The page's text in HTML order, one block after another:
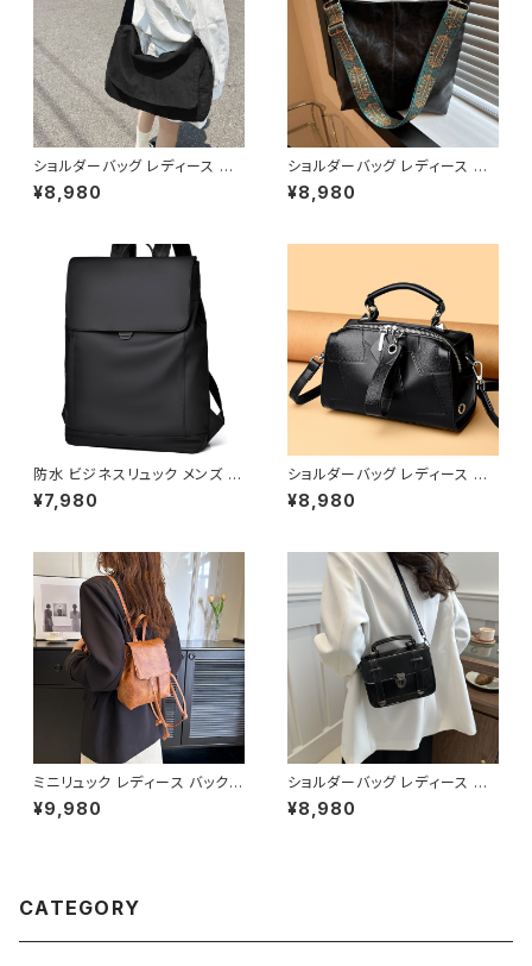
ショルダーバッグ レディース メッ
センジャーバッグ 斜めがけバッ
グ レディースバッグ カジュアル
容量バッグ 軽量バッグ おしゃれ
バッグ ブラック グリーン カーキ
K-B0293
¥8,980
ショルダーバッグ レディース 大
容量バッグ ワイドストラップバッ
グ カジュアルバッグ 韓国風バッ
¥8,980
防水 ビジネスリュック メンズ レ
ディース 大容量 PC収納 キャリ
ーオン対応 軽量 多機能バック
¥7,980
ショルダーバッグ レディース エ
ナメルバッグ ミニバッグ ワンショ
ルダー 斜めがけバッグ 2WAY
レッド ワンサイズ K-B0287
¥8,980
ミニリュック レディース バックパ
ック 巾着リュック レザー調 小さ
め コンパクト 軽量 カジュアル
4
¥9,980
ショルダーバッグ レディース ミ
ニバッグ 2WAYバッグ ハンドバ
ッグ 斜めがけバッグ レトロバッ
¥8,980
CATEGORY